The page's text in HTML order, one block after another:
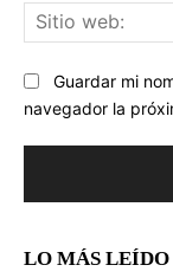
Guardar mi
navegador la
LO MÁS LEÍDO